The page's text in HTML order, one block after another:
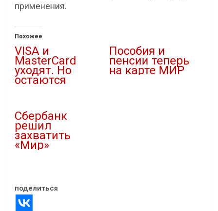
применения.
Похожее
VISA и
MasterCard
уходят. Но
остаются
Пособия и
пенсии теперь
на карте МИР
Сбербанк
решил
захватить
«Мир»
поделиться